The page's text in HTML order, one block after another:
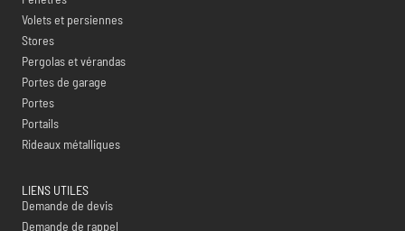
Volets et persiennes
Stores
Pergolas et vérandas
Portes de garage
Portes
Portails
Rideaux métalliques
LIENS UTILES
Demande de devis
Demande de rappel